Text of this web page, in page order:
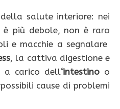
salute interiore: nei
più debole, non è raro
e macchie a segnalare
, la cattiva digestione e
a carico dell‘intestino o
cause di problemi